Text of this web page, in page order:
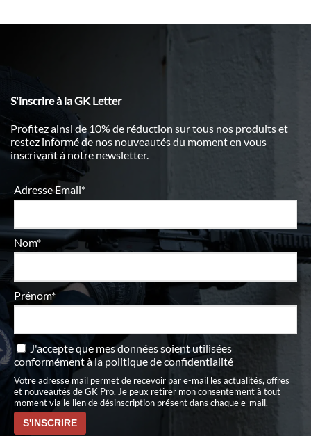
S'inscrire à la GK Letter
Profitez ainsi de 10% de réduction sur tous nos produits et
restez informé de nos nouveautés du moment en vous
inscrivant à notre newsletter.
Adresse Email*
Nom*
Prénom*
J'accepte que mes données soient utilisées
conformément àla politique de confidentialité
Votre adresse mail permet de recevoir par e-mail les actualités, offres
et nouveautés de GK Pro. Je peux retirer mon consentement à tout
moment via le lien de désinscription présent dans chaque e-mail.